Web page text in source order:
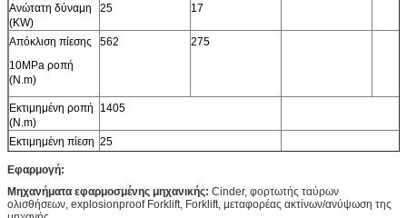
Ανώτατη δύναμη
(KW)
25 17
Απόκλιση πίεσης
10MPa ροπή
(N.m)
562 275
Εκτιμημένη ροπή
(N.m)
1405
Εκτιμημένη πίεση
(MPA)
25
Ανώτατη πίεση
(MPA)
Εκτιμημένη
90
Εφαρμογή:
Μηχανήματα εφαρμοσμένης μηχανικής: Cinder, φορτωτής ταύρων
ολισθήσεων, explosionproof Forklift, Forklift, μεταφορέας ακτίνων/ανύψωση της